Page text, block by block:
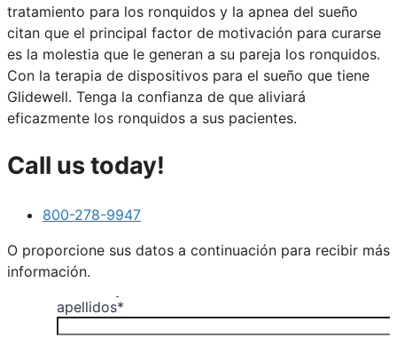
tratamiento para los ronquidos y la apnea del sueño
citan que el principal factor de motivación para curarse
es la molestia que le generan a su pareja los ronquidos.
Con la terapia de dispositivos para el sueño que tiene
Glidewell. Tenga la confianza de que aliviará
eficazmente los ronquidos a sus pacientes.
Call us today!
800-278-9947
O proporcione sus datos a continuación para recibir más
información.